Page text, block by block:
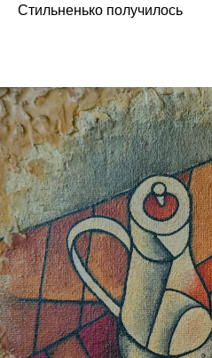
Стильненько получилось